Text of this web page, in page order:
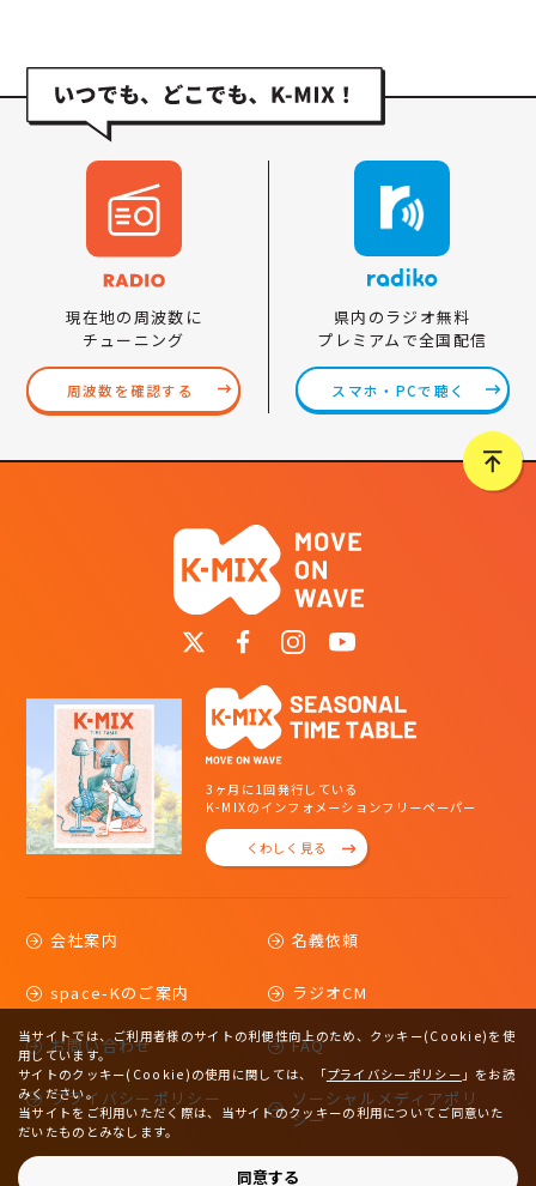
現在地の周波数に
チューニング
周波数を確認する
県内のラジオ無料
プレミアムで全国配信
スマホ・PCで聴く
3ヶ月に1回発行している
K-MIXのインフォメーションフリーペーパー
くわしく見る
会社案内 名義依頼
space-Kのご案内 ラジオCM
お問い合わせ FAQ
プライバシーポリシー
ソーシャルメディアポリ
シー
当サイトでは、ご利用者様のサイトの利便性向上のため、クッキー(Cookie)を使
用しています。
サイトのクッキー(Cookie)の使用に関しては、
「プライバシーポリシー 」をお読
みください。
当サイトをご利用いただく際は、当サイトのクッキーの利用についてご同意いた
だいたものとみなします。
同意する